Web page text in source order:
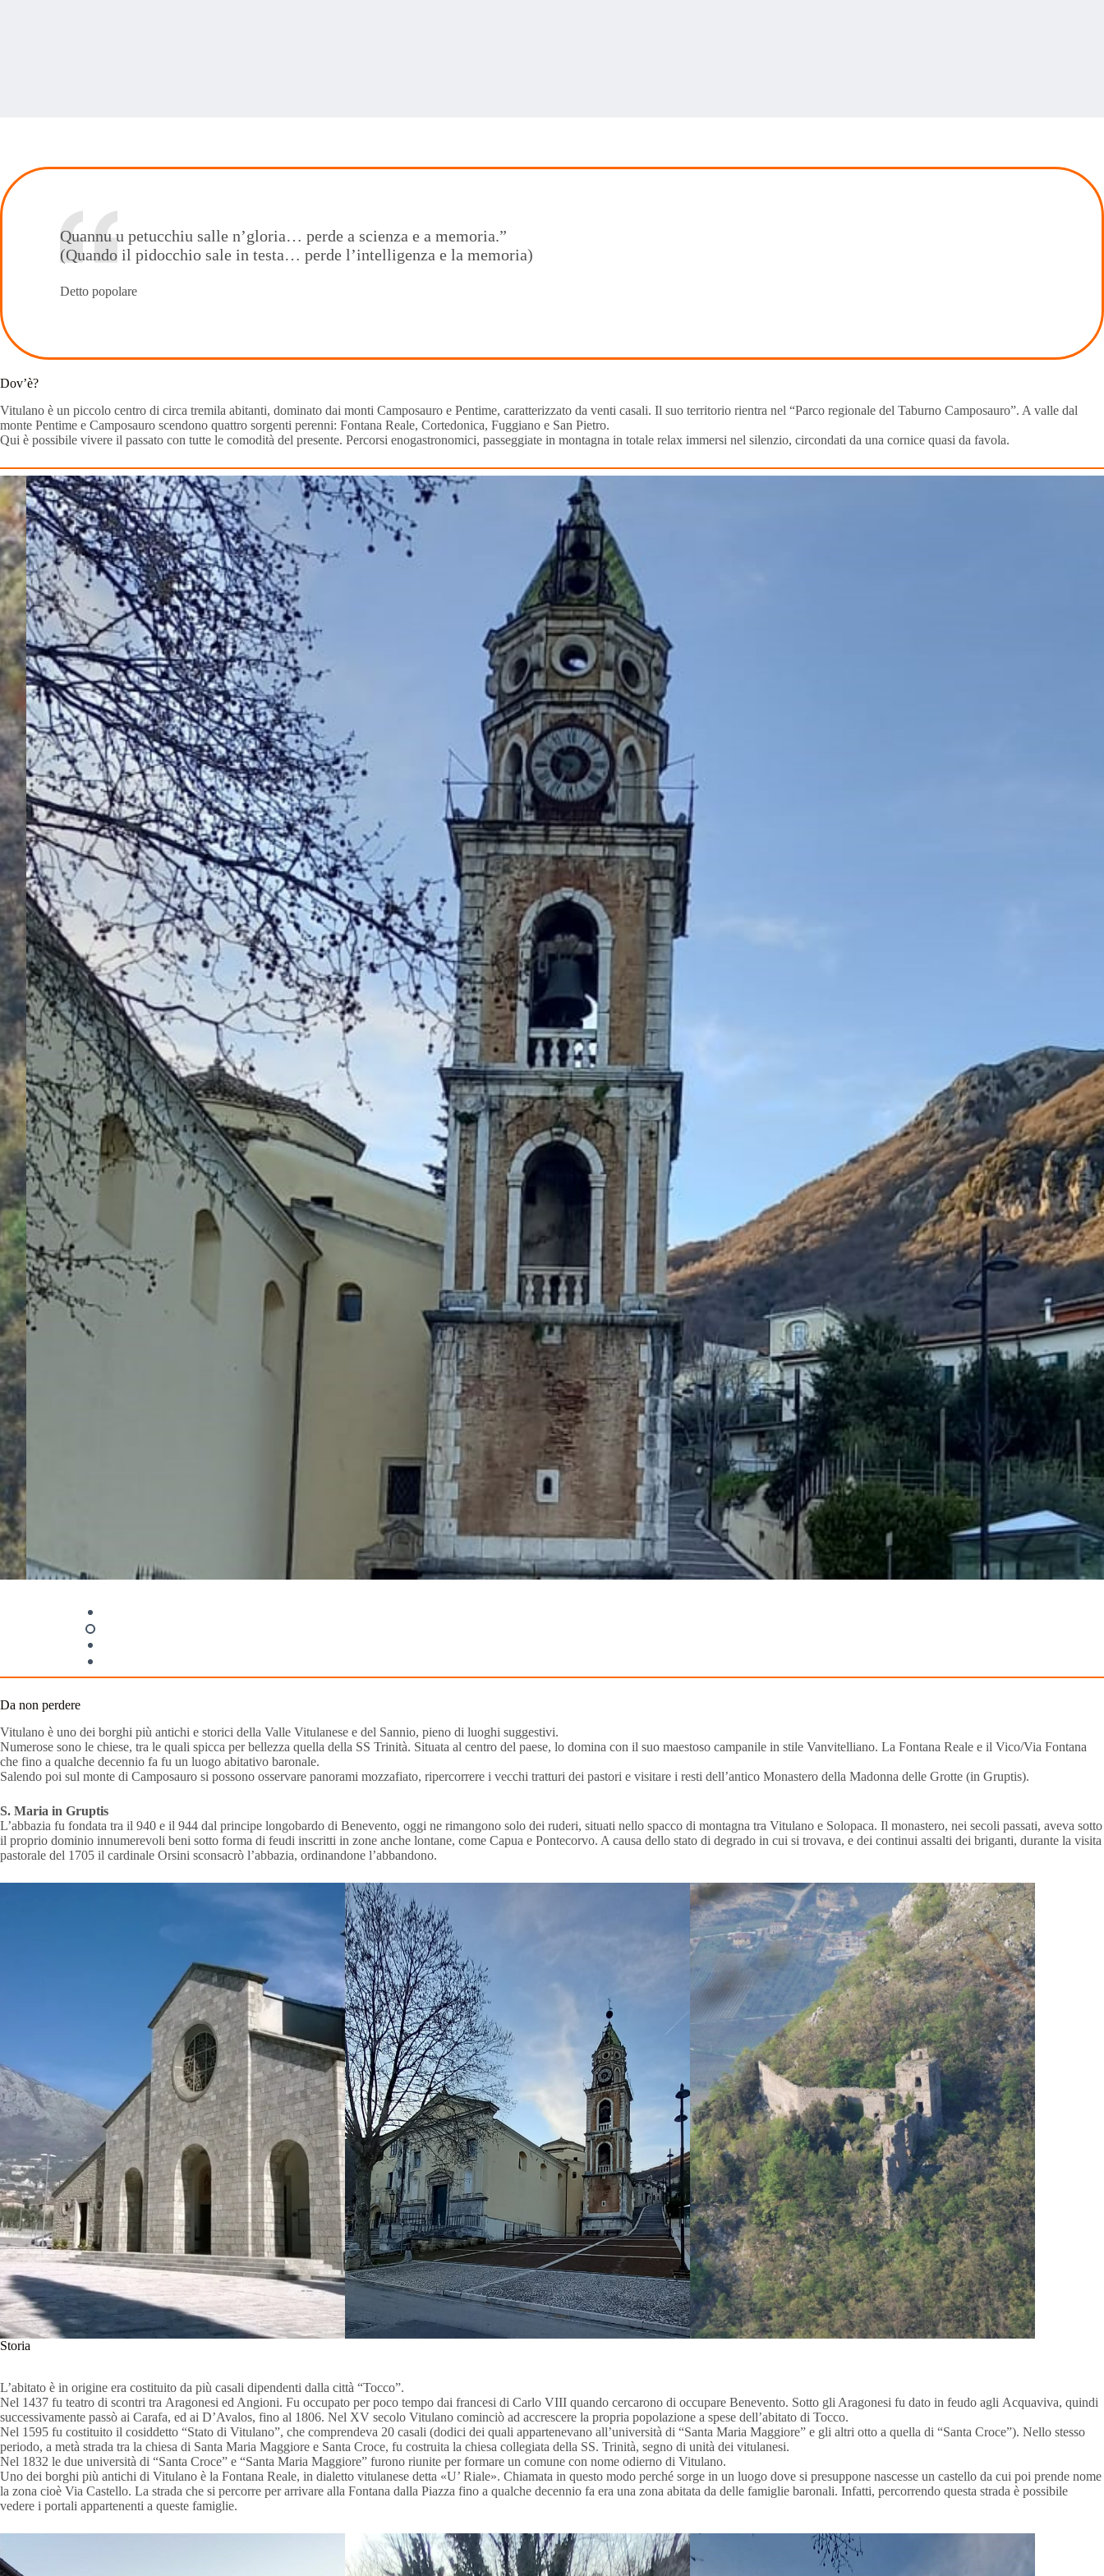
Quannu u petucchiu salle n’gloria… perde a scienza e a memoria.”
(Quando il pidocchio sale in testa… perde l’intelligenza e la memoria)
Detto popolare
Dov’è?
Vitulano è un piccolo centro di circa tremila abitanti, dominato dai monti Camposauro e Pentime, caratterizzato da venti casali. Il suo territorio rientra nel “Parco regionale del Taburno Camposauro”. A valle dal
monte Pentime e Camposauro scendono quattro sorgenti perenni: Fontana Reale, Cortedonica, Fuggiano e San Pietro.
Qui è possibile vivere il passato con tutte le comodità del presente. Percorsi enogastronomici, passeggiate in montagna in totale relax immersi nel silenzio, circondati da una cornice quasi da favola.
Da non perdere
Vitulano è uno dei borghi più antichi e storici della Valle Vitulanese e del Sannio, pieno di luoghi suggestivi.
Numerose sono le chiese, tra le quali spicca per bellezza quella della SS Trinità. Situata al centro del paese, lo domina con il suo maestoso campanile in stile Vanvitelliano. La Fontana Reale e il Vico/Via Fontana
che fino a qualche decennio fa fu un luogo abitativo baronale.
Salendo poi sul monte di Camposauro si possono osservare panorami mozzafiato, ripercorrere i vecchi tratturi dei pastori e visitare i resti dell’antico Monastero della Madonna delle Grotte (in Gruptis).
S. Maria in Gruptis
L’abbazia fu fondata tra il 940 e il 944 dal principe longobardo di Benevento, oggi ne rimangono solo dei ruderi, situati nello spacco di montagna tra Vitulano e Solopaca. Il monastero, nei secoli passati, aveva sotto
il proprio dominio innumerevoli beni sotto forma di feudi inscritti in zone anche lontane, come Capua e Pontecorvo. A causa dello stato di degrado in cui si trovava, e dei continui assalti dei briganti, durante la visita
pastorale del 1705 il cardinale Orsini sconsacrò l’abbazia, ordinandone l’abbandono.
Storia
L’abitato è in origine era costituito da più casali dipendenti dalla città “Tocco”.
Nel 1437 fu teatro di scontri tra Aragonesi ed Angioni. Fu occupato per poco tempo dai francesi di Carlo VIII quando cercarono di occupare Benevento. Sotto gli Aragonesi fu dato in feudo agli Acquaviva, quindi
successivamente passò ai Carafa, ed ai D’Avalos, fino al 1806. Nel XV secolo Vitulano cominciò ad accrescere la propria popolazione a spese dell’abitato di Tocco.
Nel 1595 fu costituito il cosiddetto “Stato di Vitulano”, che comprendeva 20 casali (dodici dei quali appartenevano all’università di “Santa Maria Maggiore” e gli altri otto a quella di “Santa Croce”). Nello stesso
periodo, a metà strada tra la chiesa di Santa Maria Maggiore e Santa Croce, fu costruita la chiesa collegiata della SS. Trinità, segno di unità dei vitulanesi.
Nel 1832 le due università di “Santa Croce” e “Santa Maria Maggiore” furono riunite per formare un comune con nome odierno di Vitulano.
Uno dei borghi più antichi di Vitulano è la Fontana Reale, in dialetto vitulanese detta «U’ Riale». Chiamata in questo modo perché sorge in un luogo dove si presuppone nascesse un castello da cui poi prende nome
la zona cioè Via Castello. La strada che si percorre per arrivare alla Fontana dalla Piazza fino a qualche decennio fa era una zona abitata da delle famiglie baronali. Infatti, percorrendo questa strada è possibile
vedere i portali appartenenti a queste famiglie.